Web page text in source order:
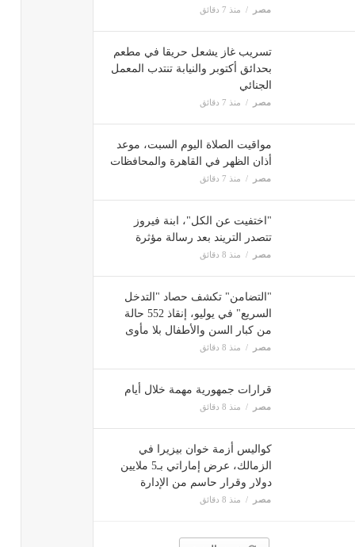
مصر منذ 7 دقائق
تسريب غاز يشعل حريقا في مطعم
بحدائق أكتوبر والنيابة تنتدب المعمل
الجنائي
مصر
مواقيت الصلاة اليوم السبت، موعد
أذان الظهر في القاهرة والمحافظات
مصر
"اختفيت عن الكل"، ابنة فيروز
تتصدر التريند بعد رسالة مؤثرة
"التضامن" تكشف حصاد "التدخل
السريع" في يوليو، إنقاذ 552 حالة
من كبار السن والأطفال بلا مأوى
مصر منذ 8 دقائق
قرارات جمهورية مهمة خلال أيام
مصر منذ 8 دقائق
كواليس أزمة خوان بيزيرا في